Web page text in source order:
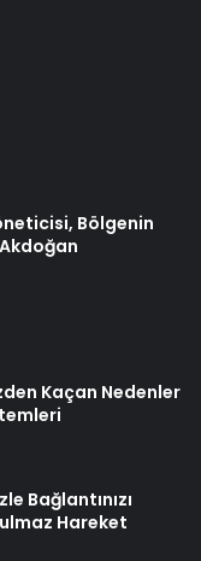
Bölgenin
Kaçan Nedenler
Bağlantınızı
Hareket